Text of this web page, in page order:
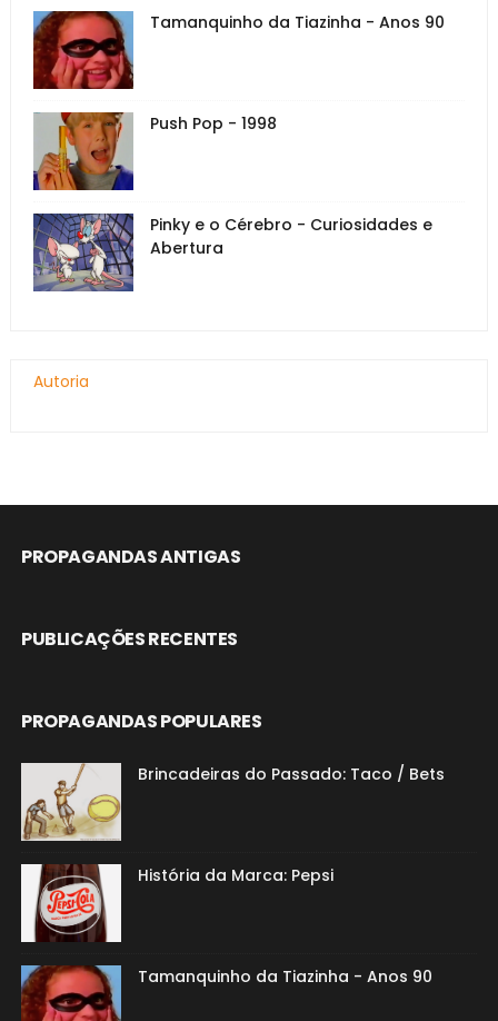
Tamanquinho da Tiazinha - Anos 90
Push Pop - 1998
Pinky e o Cérebro - Curiosidades e
Abertura
Autoria
PROPAGANDAS ANTIGAS
PUBLICAÇÕES RECENTES
PROPAGANDAS POPULARES
Brincadeiras do Passado: Taco / Bets
História da Marca: Pepsi
Tamanquinho da Tiazinha - Anos 90